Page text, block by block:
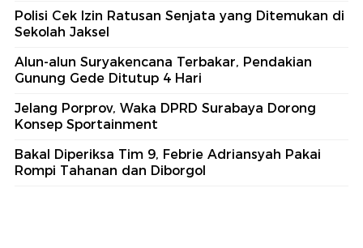
Polisi Cek Izin Ratusan Senjata yang Ditemukan di
Sekolah Jaksel
Alun-alun Suryakencana Terbakar, Pendakian
Gunung Gede Ditutup 4 Hari
Jelang Porprov, Waka DPRD Surabaya Dorong
Konsep Sportainment
Bakal Diperiksa Tim 9, Febrie Adriansyah Pakai
Rompi Tahanan dan Diborgol